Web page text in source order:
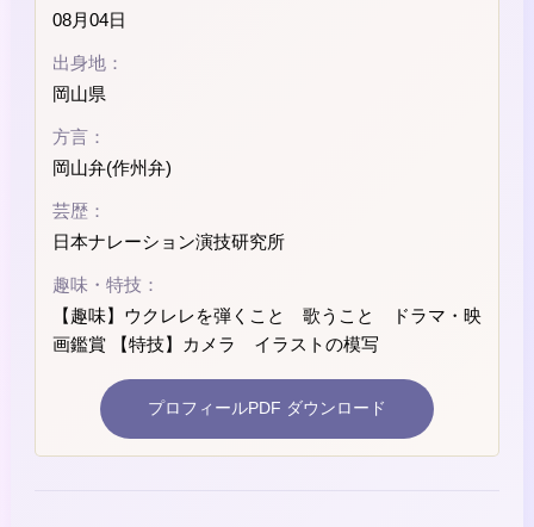
08月04日
出身地：
岡山県
方言：
岡山弁(作州弁)
芸歴：
日本ナレーション演技研究所
趣味・特技：
【趣味】ウクレレを弾くこと 歌うこと ドラマ・映
画鑑賞 【特技】カメラ イラストの模写
プロフィールPDF ダウンロード